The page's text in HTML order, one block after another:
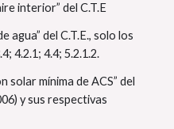
interior” del C.T.E
agua” del C.T.E., solo los
4.2.1; 4.4; 5.2.1.2.
solar mínima de ACS” del
y sus respectivas